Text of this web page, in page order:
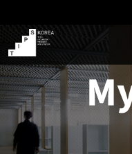
TIPS